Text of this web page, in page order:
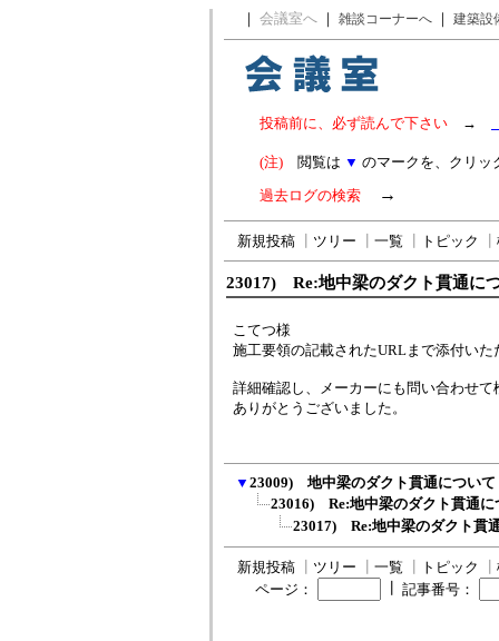
｜ 会議室へ ｜ 雑談コーナーへ ｜ 建築設
投稿前に、必ず読んで下さい →
(注) 閲覧は ▼ のマークを、クリッ
過去ログの検索 →
新規投稿 ツリー 一覧 トピック
23017) Re:地中梁のダクト貫通に
こてつ様
施工要領の記載されたURLまで添付い
詳細確認し、メーカーにも問い合わせ
ありがとうございました。
▼ 23009) 地中梁のダクト貫通について
23016) Re:地中梁のダクト貫通に
23017) Re:地中梁のダクト貫
新規投稿 ツリー 一覧 トピック
ページ：
記事番号：